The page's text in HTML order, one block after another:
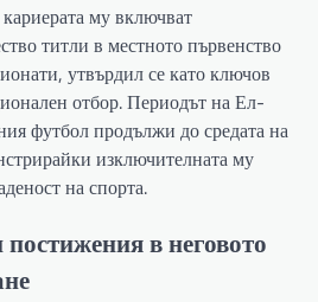
му включват
титли в местното първенство
утвърдил се като ключов
отбор. Периодът на Ел-
футбол продължи до средата на
изключителната му
на спорта.
в неговото